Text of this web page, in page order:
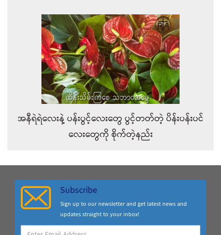
အနီရဲရဲလေးနဲ့ ပန်းပွင့်လေးတွေ ပွင့်တတ်တဲ့ ပိန်းပန်းပင်
လေးတွေကို စိုက်တဲ့နည်း
Subscribe
Sign up to our newsletter and get latest news and
updates straight to your inbox!